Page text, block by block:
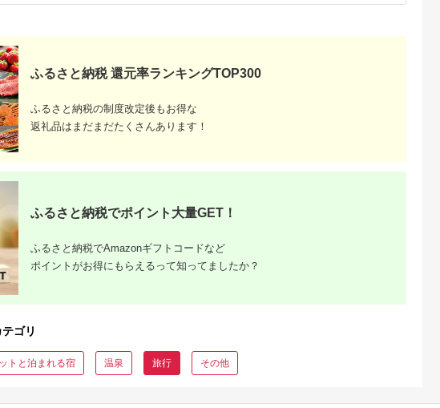
年最新】ふるさと納
の返礼品ランキング
券・食事券・商品券
ふるさと納税 還元率ランキングTOP300
ふるさと納税の制度改定後もお得な
返礼品はまだまだたくさんあります！
ふるさと納税でポイント大量GET！
ふるさと納税でAmazonギフトコードなど
ポイントがお得にもらえるって知ってましたか？
ゴリ
トと泊まれる宿 温泉 旅行 その他